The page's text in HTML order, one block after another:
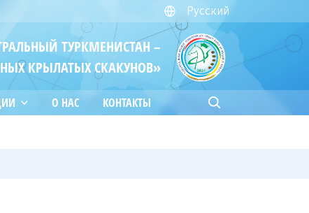
Русский
ТУРКМЕНИСТАН –
КРЫЛАТЫХ СКАКУНОВ»
О НАС КОНТАКТЫ